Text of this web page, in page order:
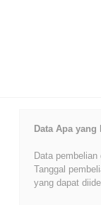
Data Apa
Data
Tanggal
yang dapat